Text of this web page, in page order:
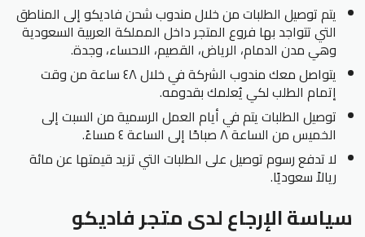
يتم توصيل الطلبات من خلال مندوب شحن فاديكو إلى المناطق
التي تتواجد بها فروع المتجر داخل المملكة العربية السعودية
وهي مدن الدمام، الرياض، القصيم، الاحساء، وجدة.
يتواصل معك مندوب الشركة في خلال ٤٨ ساعة من وقت
إتمام الطلب لكي يُعلمك بقدومه.
توصيل الطلبات يتم في أيام العمل الرسمية من السبت إلى
الخميس من الساعة ٨ صباحًا إلى الساعة ٤ مساءً.
لا تدفع رسوم توصيل على الطلبات التي تزيد قيمتها عن مائة
ريالاً سعوديًا.
سياسة الإرجاع لدى متجر فاديكو